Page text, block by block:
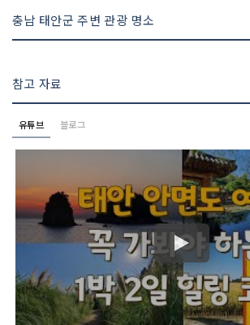
충남 태안군 주변 관광 명소
참고 자료
유튜브 블로그